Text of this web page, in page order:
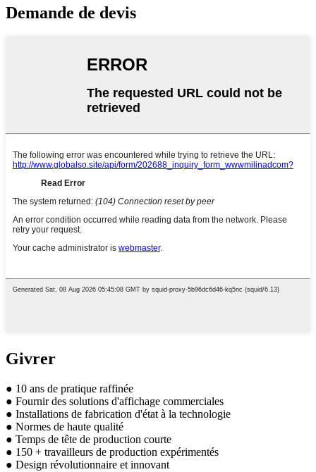
Demande de devis
Givrer
● 10 ans de pratique raffinée
● Fournir des solutions d'affichage commerciales
● Installations de fabrication d'état à la technologie
● Normes de haute qualité
● Temps de tête de production courte
● 150 + travailleurs de production expérimentés
● Design révolutionnaire et innovant